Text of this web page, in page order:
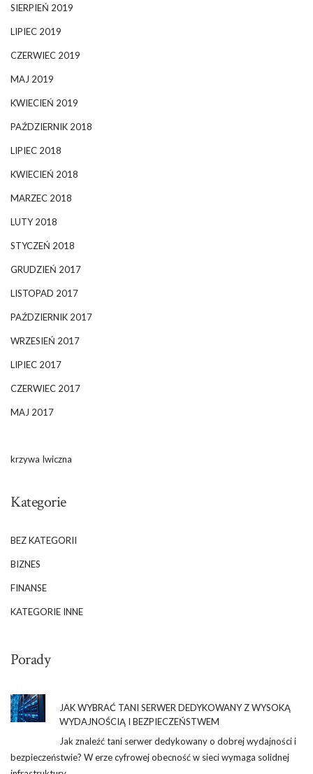
SIERPIEŃ 2019
LIPIEC 2019
CZERWIEC 2019
MAJ 2019
KWIECIEŃ 2019
PAŹDZIERNIK 2018
LIPIEC 2018
KWIECIEŃ 2018
MARZEC 2018
LUTY 2018
STYCZEŃ 2018
GRUDZIEŃ 2017
LISTOPAD 2017
PAŹDZIERNIK 2017
WRZESIEŃ 2017
LIPIEC 2017
CZERWIEC 2017
MAJ 2017
krzywa Iwiczna
Kategorie
BEZ KATEGORII
BIZNES
FINANSE
KATEGORIE INNE
Porady
JAK WYBRAĆ TANI SERWER DEDYKOWANY Z WYSOKĄ
WYDAJNOŚCIĄ I BEZPIECZEŃSTWEM
Jak znaleźć tani serwer dedykowany o dobrej wydajności i
bezpieczeństwie? W erze cyfrowej obecność w sieci wymaga solidnej